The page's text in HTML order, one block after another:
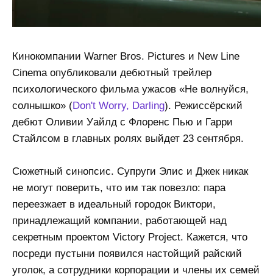
Кинокомпании Warner Bros. Pictures и New Line
Cinema опубликовали дебютный трейлер
психологического фильма ужасов «Не волнуйся,
солнышко» (Don't Worry, Darling). Режиссёрский
дебют Оливии Уайлд с Флоренс Пью и Гарри
Стайлсом в главных ролях выйдет 23 сентября.
Сюжетный синопсис. Супруги Элис и Джек никак
не могут поверить, что им так повезло: пара
переезжает в идеальный городок Виктори,
принадлежащий компании, работающей над
секретным проектом Victory Project. Кажется, что
посреди пустыни появился настойщий райский
уголок, а сотрудники корпорации и члены их семей